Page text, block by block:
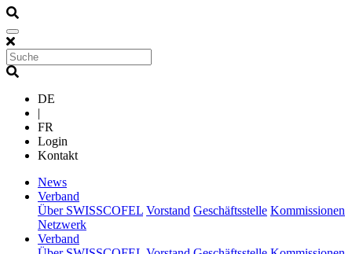
DE
|
FR
Login
Kontakt
News(current)
Verband
Über SWISSCOFEL Vorstand Geschäftsstelle Kommissionen
Netzwerk
Verband